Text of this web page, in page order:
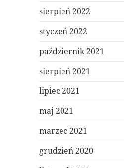
sierpień 2022
styczeń 2022
październik 2021
sierpień 2021
lipiec 2021
maj 2021
marzec 2021
grudzień 2020